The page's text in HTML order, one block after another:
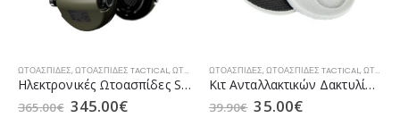
ΩΤΟΑΣΠΊΔΕΣ,ΩΤΟΑΣΠΊΔΕΣ TACTICAL,ΩΤΟΑΣΠΊΔΕΣ ΚΥΝΗΓΙΟΎ
Ηλεκτρονικές Ωτοασπίδες Sordin Supreme Pro-X Slim PVC (Green)
365.00€ 345.00€
ΩΤΟΑΣΠΊΔΕΣ,ΩΤΟΑΣΠΊΔΕΣ TACTICAL,ΩΤΟΑΣΠΊΔΕΣ ΚΥΝΗΓΙΟΎ
Κιτ Ανταλλακτικών Δακτυλίων Sordin Supreme GEL (60092-S)
39.90€ 35.00€